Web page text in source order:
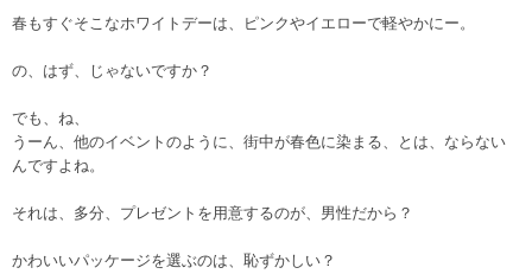
春もすぐそこなホワイトデーは、ピンクやイエローで軽やかにー。
の、はず、じゃないですか？
でも、ね、
うーん、他のイベントのように、街中が春色に染まる、とは、ならない
んですよね。
それは、多分、プレゼントを用意するのが、男性だから？
かわいいパッケージを選ぶのは、恥ずかしい？